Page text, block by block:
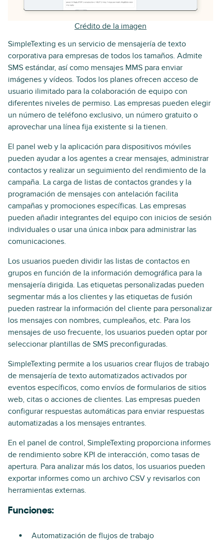
Crédito de la imagen
SimpleTexting es un servicio de mensajería de texto
corporativa para empresas de todos los tamaños. Admite
SMS estándar, así como mensajes MMS para enviar
imágenes y vídeos. Todos los planes ofrecen acceso de
usuario ilimitado para la colaboración de equipo con
diferentes niveles de permiso. Las empresas pueden elegir
un número de teléfono exclusivo, un número gratuito o
aprovechar una línea fija existente si la tienen.
El panel web y la aplicación para dispositivos móviles
pueden ayudar a los agentes a crear mensajes, administrar
contactos y realizar un seguimiento del rendimiento de la
campaña. La carga de listas de contactos grandes y la
programación de mensajes con antelación facilita
campañas y promociones específicas. Las empresas
pueden añadir integrantes del equipo con inicios de sesión
individuales o usar una única inbox para administrar las
comunicaciones.
Los usuarios pueden dividir las listas de contactos en
grupos en función de la información demográfica para la
mensajería dirigida. Las etiquetas personalizadas pueden
segmentar más a los clientes y las etiquetas de fusión
pueden rastrear la información del cliente para personalizar
los mensajes con nombres, cumpleaños, etc. Para los
mensajes de uso frecuente, los usuarios pueden optar por
seleccionar plantillas de SMS preconfiguradas.
SimpleTexting permite a los usuarios crear flujos de trabajo
de mensajería de texto automatizados activados por
eventos específicos, como envíos de formularios de sitios
web, citas o acciones de clientes. Las empresas pueden
configurar respuestas automáticas para enviar respuestas
automatizadas a los mensajes entrantes.
En el panel de control, SimpleTexting proporciona informes
de rendimiento sobre KPI de interacción, como tasas de
apertura. Para analizar más los datos, los usuarios pueden
exportar informes como un archivo CSV y revisarlos con
herramientas externas.
Funciones:
Automatización de flujos de trabajo